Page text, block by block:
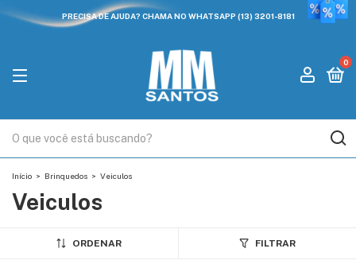
PRECISA DE AJUDA? CHAMA NO WHATSAPP (13) 3201-8181
0
Início > Brinquedos > Veiculos
Veiculos
ORDENAR FILTRAR